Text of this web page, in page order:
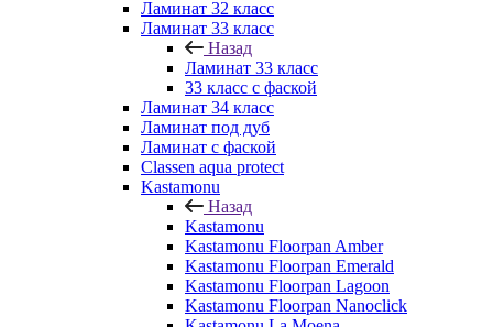
Ламинат 32 класс
Ламинат 33 класс
Назад
Ламинат 33 класс
33 класс с фаской
Ламинат 34 класс
Ламинат под дуб
Ламинат с фаской
Classen aqua protect
Kastamonu
Назад
Kastamonu
Kastamonu Floorpan Amber
Kastamonu Floorpan Emerald
Kastamonu Floorpan Lagoon
Kastamonu Floorpan Nanoclick